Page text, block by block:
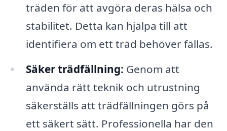
träden för att avgöra deras hälsa och
stabilitet. Detta kan hjälpa till att
identifiera om ett träd behöver fällas.
Säker trädfällning: Genom att
använda rätt teknik och utrustning
säkerställs att trädfällningen görs på
ett säkert sätt. Professionella har den